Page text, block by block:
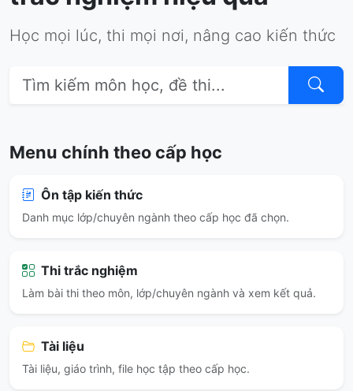
Học mọi lúc, thi mọi nơi, nâng cao kiến thức
Menu chính theo cấp học
Ôn tập kiến thức
Danh mục lớp/chuyên ngành theo cấp học đã chọn.
Thi trắc nghiệm
Làm bài thi theo môn, lớp/chuyên ngành và xem kết quả.
Tài liệu
Tài liệu, giáo trình, file học tập theo cấp học.